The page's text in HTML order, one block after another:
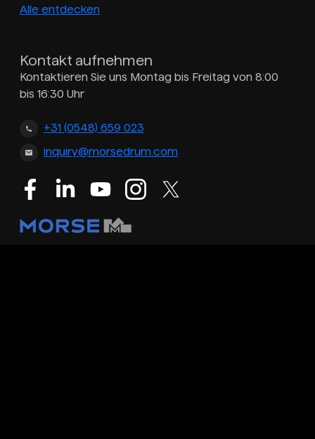
Alle entdecken
Kontakt aufnehmen
Kontaktieren Sie uns Montag bis Freitag von 8:00
bis 16:30 Uhr
+31 (0548) 659 023
inquiry@morsedrum.com